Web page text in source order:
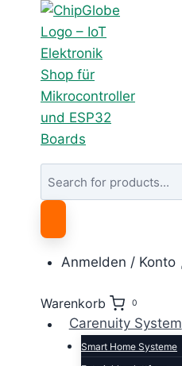
springen
Products
search
Anmelden / Konto
Warenkorb 0
Carenuity System
Smart Home Systeme